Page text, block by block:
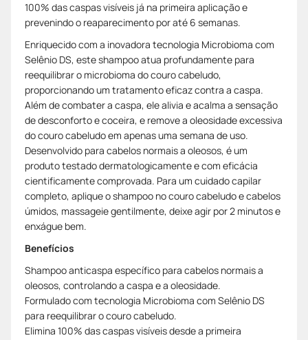
100% das caspas visíveis já na primeira aplicação e
prevenindo o reaparecimento por até 6 semanas.
Enriquecido com a inovadora tecnologia Microbioma com
Selênio DS, este shampoo atua profundamente para
reequilibrar o microbioma do couro cabeludo,
proporcionando um tratamento eficaz contra a caspa.
Além de combater a caspa, ele alivia e acalma a sensação
de desconforto e coceira, e remove a oleosidade excessiva
do couro cabeludo em apenas uma semana de uso.
Desenvolvido para cabelos normais a oleosos, é um
produto testado dermatologicamente e com eficácia
cientificamente comprovada. Para um cuidado capilar
completo, aplique o shampoo no couro cabeludo e cabelos
úmidos, massageie gentilmente, deixe agir por 2 minutos e
enxágue bem.
Benefícios
Shampoo anticaspa específico para cabelos normais a
oleosos, controlando a caspa e a oleosidade.
Formulado com tecnologia Microbioma com Selênio DS
para reequilibrar o couro cabeludo.
Elimina 100% das caspas visíveis desde a primeira